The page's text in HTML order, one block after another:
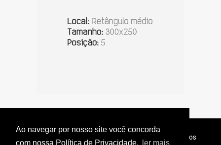
Ao navegar por nosso site você concorda
com nossa Política de Privacidade.
ler mais
© Copyright 2026 - Jornal do Interior - Todos os direitos